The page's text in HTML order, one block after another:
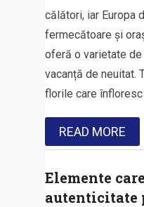
călători, iar Europa
fermecătoare și
oferă o varietate
vacanță de neuitat.
florile care
READ MORE
Elemente
autenticitate